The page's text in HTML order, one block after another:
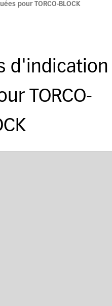
pour TORCO-BLOCK
d'indication
TORCO-